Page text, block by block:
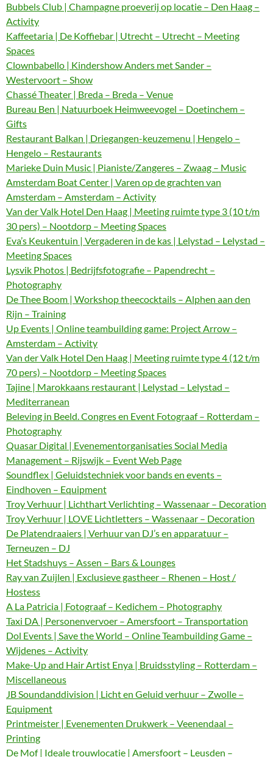
Bubbels Club | Champagne proeverij op locatie – Den Haag –
Activity
Kaffeetaria | De Koffiebar | Utrecht – Utrecht – Meeting
Spaces
Clownbabello | Kindershow Anders met Sander –
Westervoort – Show
Chassé Theater | Breda – Breda – Venue
Bureau Ben | Natuurboek Heimweevogel – Doetinchem –
Gifts
Restaurant Balkan | Driegangen-keuzemenu | Hengelo –
Hengelo – Restaurants
Marieke Duin Music | Pianiste/Zangeres – Zwaag – Music
Amsterdam Boat Center | Varen op de grachten van
Amsterdam – Amsterdam – Activity
Van der Valk Hotel Den Haag | Meeting ruimte type 3 (10 t/m
30 pers) – Nootdorp – Meeting Spaces
Eva’s Keukentuin | Vergaderen in de kas | Lelystad – Lelystad –
Meeting Spaces
Lysvik Photos | Bedrijfsfotografie – Papendrecht –
Photography
De Thee Boom | Workshop theecocktails – Alphen aan den
Rijn – Training
Up Events | Online teambuilding game: Project Arrow –
Amsterdam – Activity
Van der Valk Hotel Den Haag | Meeting ruimte type 4 (12 t/m
70 pers) – Nootdorp – Meeting Spaces
Tajine | Marokkaans restaurant | Lelystad – Lelystad –
Mediterranean
Beleving in Beeld. Congres en Event Fotograaf – Rotterdam –
Photography
Quasar Digital | Evenementorganisaties Social Media
Management – Rijswijk – Event Web Page
Soundflex | Geluidstechniek voor bands en events –
Eindhoven – Equipment
Troy Verhuur | Lichthart Verlichting – Wassenaar – Decoration
Troy Verhuur | LOVE Lichtletters – Wassenaar – Decoration
De Platendraaiers | Verhuur van DJ’s en apparatuur –
Terneuzen – DJ
Het Stadshuys – Assen – Bars & Lounges
Ray van Zuijlen | Exclusieve gastheer – Rhenen – Host /
Hostess
A La Patricia | Fotograaf – Kedichem – Photography
Taxi DA | Personenvervoer – Amersfoort – Transportation
Dol Events | Save the World – Online Teambuilding Game –
Wijdenes – Activity
Make-Up and Hair Artist Enya | Bruidsstyling – Rotterdam –
Miscellaneous
JB Soundanddivision | Licht en Geluid verhuur – Zwolle –
Equipment
Printmeister | Evenementen Drukwerk – Veenendaal –
Printing
De Mof | Ideale trouwlocatie | Amersfoort – Leusden –